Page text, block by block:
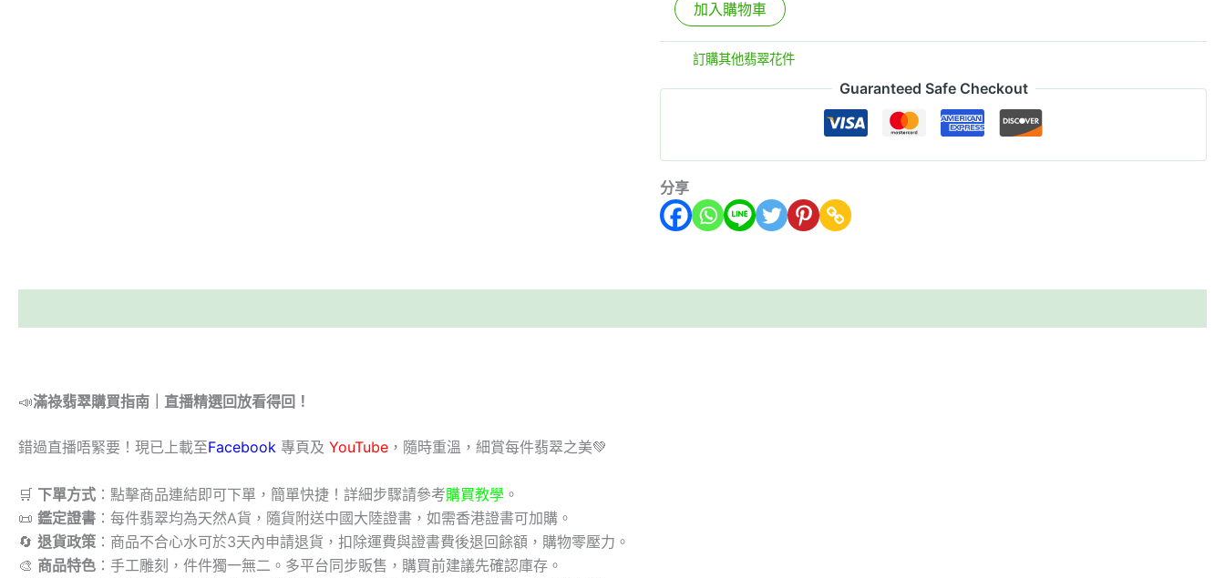
加入購物車
分類:訂購其他翡翠花件
Guaranteed Safe Checkout
分享
📣滿祿翡翠購買指南｜直播精選回放看得回！
錯過直播唔緊要！現已上載至Facebook 專頁及 YouTube ，隨時重溫，細賞每件翡翠之美💚
🛒 下單方式 ：點擊商品連結即可下單，簡單快捷！詳細步驟請參考購買教學 。
📜 鑑定證書 ：每件翡翠均為天然A貨，隨貨附送中國大陸證書，如需香港證書可加購。
🔄 退貨政策 ：商品不合心水可於3天內申請退貨，扣除運費與證書費後退回餘額，購物零壓力。
🎨 商品特色 ：手工雕刻，件件獨一無二。多平台同步販售，購買前建議先確認庫存。